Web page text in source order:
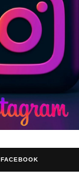
FACEBOOK